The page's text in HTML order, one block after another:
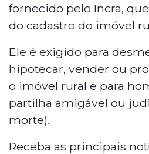
fornecido pelo Incra,
do cadastro do imóvel
Ele é exigido para
hipotecar, vender ou
o imóvel rural e para
partilha amigável ou
morte).
Receba as principais